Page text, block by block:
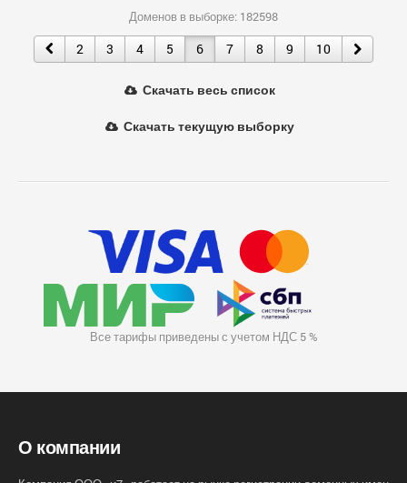
Доменов в выборке: 182598
2 3 4 5 6 7 8 9 10
Скачать весь список
Скачать текущую выборку
Все тарифы приведены с учетом НДС 5 %
О компании